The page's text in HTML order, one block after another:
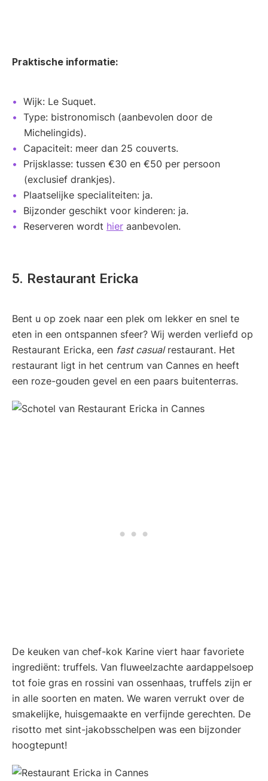
Praktische informatie:
Wijk: Le Suquet.
Type: bistronomisch (aanbevolen door de
Michelingids).
Capaciteit: meer dan 25 couverts.
Prijsklasse: tussen €30 en €50 per persoon
(exclusief drankjes).
Plaatselijke specialiteiten: ja.
Bijzonder geschikt voor kinderen: ja.
Reserveren wordt hier aanbevolen.
5. Restaurant Ericka
Bent u op zoek naar een plek om lekker en snel te
eten in een ontspannen sfeer? Wij werden verliefd op
Restaurant Ericka, een fast casualrestaurant. Het
restaurant ligt in het centrum van Cannes en heeft
een roze-gouden gevel en een paars buitenterras.
De keuken van chef-kok Karine viert haar favoriete
ingrediënt: truffels. Van fluweelzachte aardappelsoep
tot foie gras en rossini van ossenhaas, truffels zijn er
in alle soorten en maten. We waren verrukt over de
smakelijke, huisgemaakte en verfijnde gerechten. De
risotto met sint-jakobsschelpen was een bijzonder
hoogtepunt!